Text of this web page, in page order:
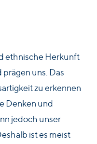
ethnische Herkunft
prägen uns. Das
zu erkennen
Denken und
jedoch unser
ist es meist